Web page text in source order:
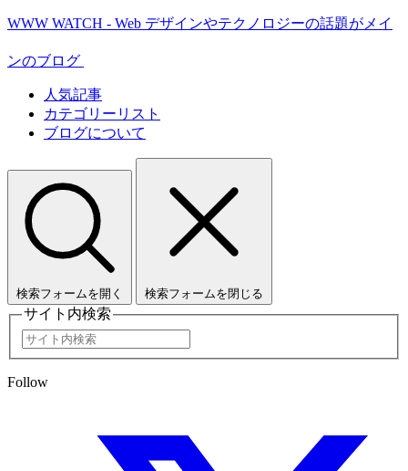
WWW WATCH - Web デザインやテクノロジーの話題がメイ
ンのブログ
人気記事
カテゴリーリスト
ブログについて
検索フォームを開く 検索フォームを閉じる
サイト内検索
Follow